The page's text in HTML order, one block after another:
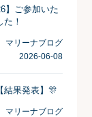
】ご参加いた
！
マリーナブログ
2026-06-08
結果発表】🎊
マリーナブログ